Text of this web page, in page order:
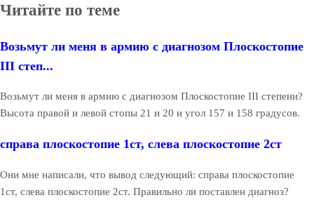
Читайте по теме
Возьмут ли меня в армию с диагнозом Плоскостопие
III степ...
Возьмут ли меня в армию с диагнозом Плоскостопие III степени?
Высота правой и левой стопы 21 и 20 и угол 157 и 158 градусов.
справа плоскостопие 1ст, слева плоскостопие 2ст
Они мне написали, что вывод следующий: справа плоскостопие
1ст, слева плоскостопие 2ст. Правильно ли поставлен диагноз?